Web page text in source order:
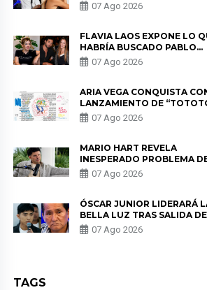
HERRERA Y ANUNCIA SU
DE PÓDCAST
07 Ago 2026
FLAVIA LAOS EXPONE LO
HABRÍA BUSCADO PABLO
HEREDIA CON ALE FULLER:
DE LAS PARTES QUERÍA EL
07 Ago 2026
ARIA VEGA CONQUISTA
LANZAMIENTO DE
07 Ago 2026
MARIO HART REVELA
INESPERADO PROBLEMA
SALUD ANTES DE
KORINA: “ME
07 Ago 2026
ÓSCAR JUNIOR LIDERARÁ
BELLA LUZ TRAS SALIDA
PADRE POR POLÉMICA CON
NALDY SALDAÑA
07 Ago 2026
TAGS